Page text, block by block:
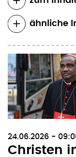
ähnliche
24.06.2026 -
Christen